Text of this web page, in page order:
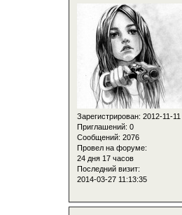
Зарегистрирован: 2012-11-11
Приглашений: 0
Сообщений: 2076
Провел на форуме:
24 дня 17 часов
Последний визит:
2014-03-27 11:13:35